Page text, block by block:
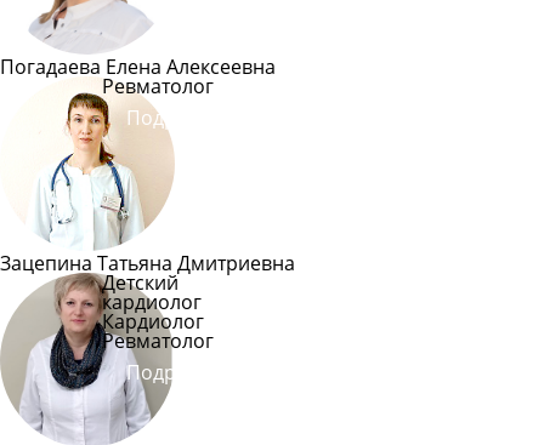
Погадаева Елена Алексеевна
Ревматолог
Подробнее
Зацепина Татьяна Дмитриевна
Детский
кардиолог
Кардиолог
Ревматолог
Подробнее